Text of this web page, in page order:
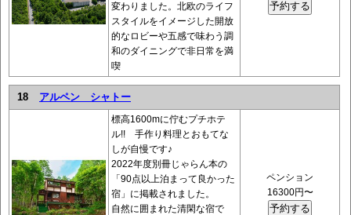
変わりました。北欧のライフ
スタイルをイメージした開放
的なロビーや五感で味わう調
和のダイニングで非日常を満
喫
18 アルペン シャトー
標高1600mに佇むプチホテ
ル!! 手作り料理とおもてな
しが自慢です♪
2022年度別冊じゃらん本の
「90点以上泊まって良かった
宿」に掲載されました。
自然に囲まれた清閑な宿で
ペンション
16300円〜